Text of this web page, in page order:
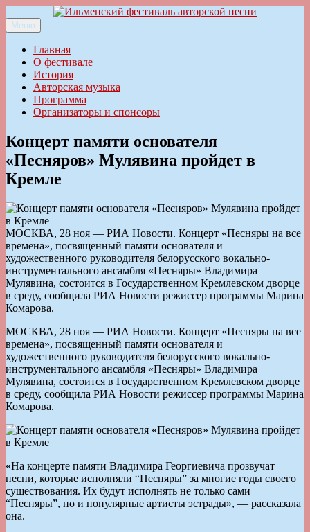
к
содержимому
Ильменский фестиваль авторской песни
Меню
Главная
О фестивале
История
Авторская музыка
Программа
Организаторы и спонсоры
Концерт памяти основателя
«Песняров» Мулявина пройдет в
Кремле
МОСКВА, 28 ноя — РИА Новости. Концерт «Песняры на все
времена», посвященный памяти основателя и
художественного руководителя белорусского вокально-
инструментального ансамбля «Песняры» Владимира
Мулявина, состоится в Государственном Кремлевском дворце
в среду, сообщила РИА Новости режиссер программы Марина
Комарова.
МОСКВА, 28 ноя — РИА Новости. Концерт «Песняры на все
времена», посвященный памяти основателя и
художественного руководителя белорусского вокально-
инструментального ансамбля «Песняры» Владимира
Мулявина, состоится в Государственном Кремлевском дворце
в среду, сообщила РИА Новости режиссер программы Марина
Комарова.
«На концерте памяти Владимира Георгиевича прозвучат
песни, которые исполняли “Песняры” за многие годы своего
существования. Их будут исполнять не только сами
“Песняры”, но и популярные артисты эстрады», — рассказала
она.